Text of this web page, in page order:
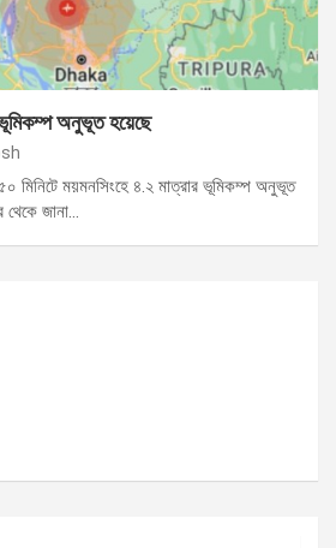
অনুভূত হয়েছে
মিনিটে ময়মনসিংহে ৪.২ মাত্রার ভূমিকম্প অনুভূত
জানা…